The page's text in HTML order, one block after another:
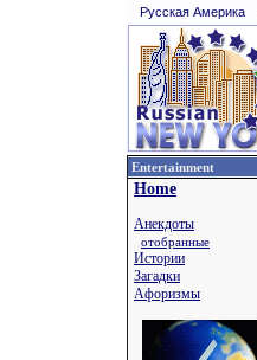
Русская Америка
Entertainment
Home
Анекдоты
отобранные
Истории
Загадки
Афоризмы